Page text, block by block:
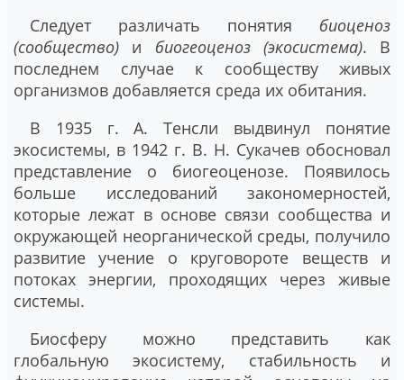
Следует различать понятия биоценоз
(сообщество) и биогеоценоз (экосистема). В
последнем случае к сообществу живых
организмов добавляется среда их обитания.
В 1935 г. А. Тенсли выдвинул понятие
экосистемы, в 1942 г. В. Н. Сукачев обосновал
представление о биогеоценозе. Появилось
больше исследований закономерностей,
которые лежат в основе связи сообщества и
окружающей неорганической среды, получило
развитие учение о круговороте веществ и
потоках энергии, проходящих через живые
системы.
Биосферу можно представить как
глобальную экосистему, стабильность и